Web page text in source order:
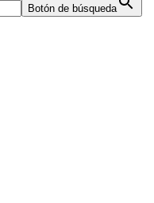
Botón de búsqueda